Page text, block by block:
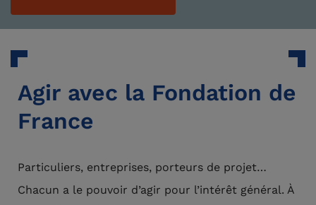
Agir avec la Fondation de
France
Particuliers, entreprises, porteurs de projet…
Chacun a le pouvoir d’agir pour l’intérêt général. À